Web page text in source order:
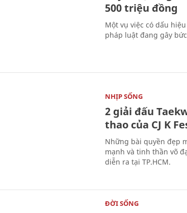
500 triệu đồng
Một vụ việc có dấu
pháp luật đang gây
NHỊP SỐNG
2 giải đấu
thao của CJ K
Những bài quyền đẹp
mạnh và tinh thần võ
diễn ra tại TP.HCM.
ĐỜI SỐNG